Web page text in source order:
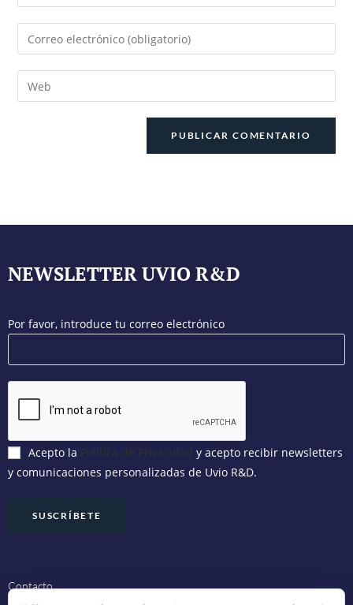
NEWSLETTER UVIO R&D
Por favor, introduce tu correo electrónico
Acepto la
y acepto recibir newsletters
y comunicaciones personalizadas de Uvio R&D.
Contacto